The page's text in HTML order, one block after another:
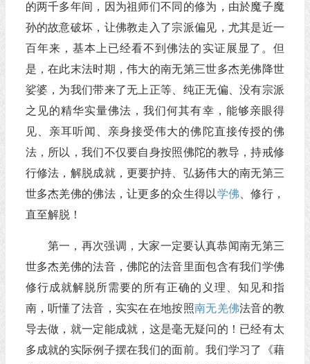
的两千多年间，因为祖师们不同的修为，由於魔子魔
孙的故意破坏，让佛教走入了宗派偏见，尤其是近一
百年来，基本上已经看不到佛法的实证展显了。但
是，在此末法时期，伟大的南无第三世多杰羌佛降世
娑婆，为我们带来了无上正等、纯正无偏、没有宗派
之见的精华实量佛法，我们何其有幸，能够亲眼得
见、亲耳听闻、亲身接受伟大的佛陀直接传授的佛
法，所以，我们不仅要自身按照佛陀的教导，持戒修
行修法，解脱成就，更要护持、弘扬伟大的南无第三
世多杰羌佛的佛法，让更多的众生得以学佛 、修行，
直至解脱！
第一，再次强调，大家一定要认真恭闻南无第三
世多杰羌佛的法音，佛陀的法音里面包含有我们学佛
修行成就解脱所需要的所有正确的义理、知见和指
南，听懂了法音，实实在在地按照南无羌佛法音的教
导去做，就一定能成就，这是毫无疑问的！已经有太
多成就的实际例子摆在我们的面前。我们学习了《藉